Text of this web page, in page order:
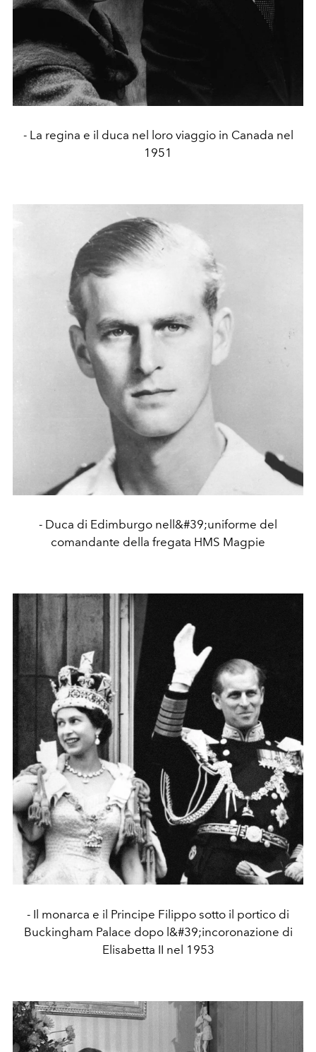
- La regina e il duca nel loro viaggio in Canada nel
1951
- Duca di Edimburgo nell&#39;uniforme del
comandante della fregata HMS Magpie
- Il monarca e il Principe Filippo sotto il portico di
Buckingham Palace dopo l&#39;incoronazione di
Elisabetta II nel 1953